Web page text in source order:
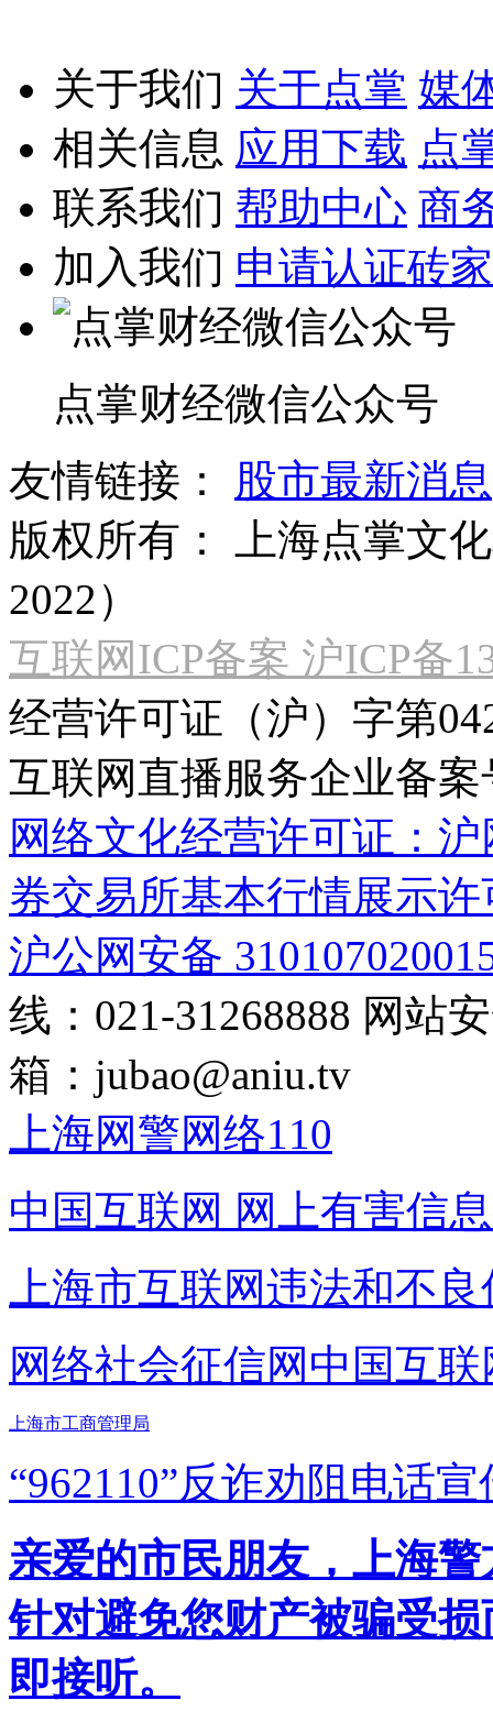
关于我们 关于点掌 媒
相关信息 应用下载 点
联系我们 帮助中心 商
加入我们 申请认证砖家
点掌财经微信公众号
友情链接：
股市最新消息
版权所有：
上海点掌文
2022）
互联网ICP备案 沪ICP备
经营许可证（沪）字第
互联网直播服务企业备案
网络文化经营许可证：
券交易所基本行情展示许
沪公网安备
线：021-31268888 网站
箱： jubao@aniu.tv
上海网警网络110
中国互联网 网上有害信
上海市互联网违法和不
网络社会征信网 中国互
上海市工商管理局
“962110”反诈劝阻电话宣
亲爱的市民朋友，上海
针对避免您财产被骗受
即接听。